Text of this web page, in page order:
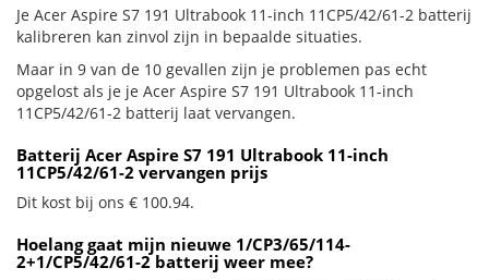
Je Acer Aspire S7 191 Ultrabook 11-inch 11CP5/42/61-2 batterij
kalibreren kan zinvol zijn in bepaalde situaties.
Maar in 9 van de 10 gevallen zijn je problemen pas echt
opgelost als je je Acer Aspire S7 191 Ultrabook 11-inch
11CP5/42/61-2 batterij laat vervangen.
Batterij Acer Aspire S7 191 Ultrabook 11-inch
11CP5/42/61-2 vervangen prijs
Dit kost bij ons € 100.94.
Hoelang gaat mijn nieuwe 1/CP3/65/114-
2+1/CP5/42/61-2 batterij weer mee?